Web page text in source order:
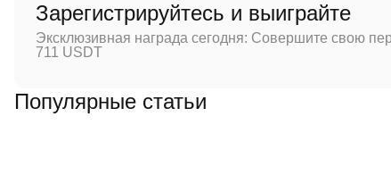
Зарегистрируйтесь и выиграйте
Эксклюзивная награда сегодня: Совершите свою
711 USDT
Популярные статьи